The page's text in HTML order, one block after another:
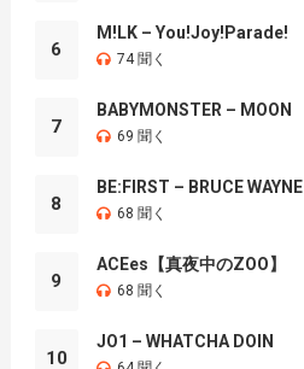
6
M!LK – You!Joy!Parade!
74 聞く
7
BABYMONSTER – MOON
69 聞く
8
BE:FIRST – BRUCE WAYNE
68 聞く
9
ACEes【真夜中のZOO】
68 聞く
10
JO1 – WHATCHA DOIN